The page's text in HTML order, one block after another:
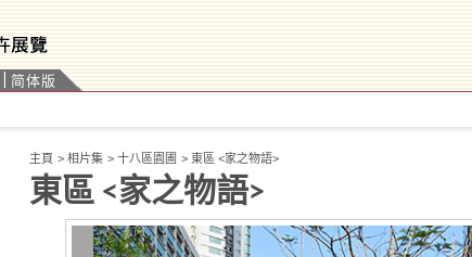
简体版
主頁 > 相片集 > 十八區園圃 > 東區 <家之物語>
東區 <家之物語>